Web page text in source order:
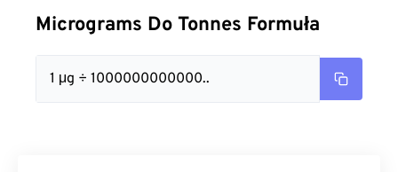
Micrograms Do Tonnes Formuła
1 μg ÷ 1000000000000..